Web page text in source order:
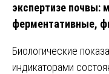
экспертизе почвы:
ферментативные,
Биологические
индикаторами